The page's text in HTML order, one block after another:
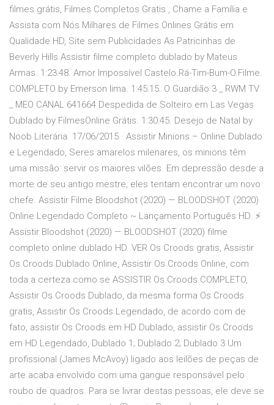
filmes grátis, Filmes Completos Gratis , Chame a Família e
Assista com Nós Milhares de Filmes Onlines Grátis em
Qualidade HD, Site sem Publicidades As Patricinhas de
Beverly Hills Assistir filme completo dublado by Mateus
Armas. 1:23:48. Amor Impossível Castelo.Rá-Tim-Bum-O.Filme.
COMPLETO by Emerson lima. 1:45:15. O Guardião 3 _ RWM TV
_ MEO CANAL 641664 Despedida de Solteiro em Las Vegas
Dublado by FilmesOnline Grátis. 1:30:45. Desejo de Natal by
Noob Literária. 17/06/2015 · Assistir Minions – Online Dublado
e Legendado, Seres amarelos milenares, os minions têm
uma missão: servir os maiores vilões. Em depressão desde a
morte de seu antigo mestre, eles tentam encontrar um novo
chefe. Assistir Filme Bloodshot (2020) — BLOODSHOT (2020)
Online Legendado Completo ~ Lançamento Português HD. ⚡
Assistir Bloodshot (2020) — BLOODSHOT (2020) filme
completo online dublado HD. VER Os Croods gratis, Assistir
Os Croods Dublado Online, Assistir Os Croods Online, com
toda a certeza como se ASSISTIR Os Croods COMPLETO,
Assistir Os Croods Dublado, da mesma forma Os Croods
gratis, Assistir Os Croods Legendado, de acordo com de
fato, assistir Os Croods em HD Dublado, assistir Os Croods
em HD Legendado, Dublado 1; Dublado 2; Dublado 3 Um
profissional (James McAvoy) ligado aos leilões de peças de
arte acaba envolvido com uma gangue responsável pelo
roubo de quadros. Para se livrar destas pessoas, ele deve se